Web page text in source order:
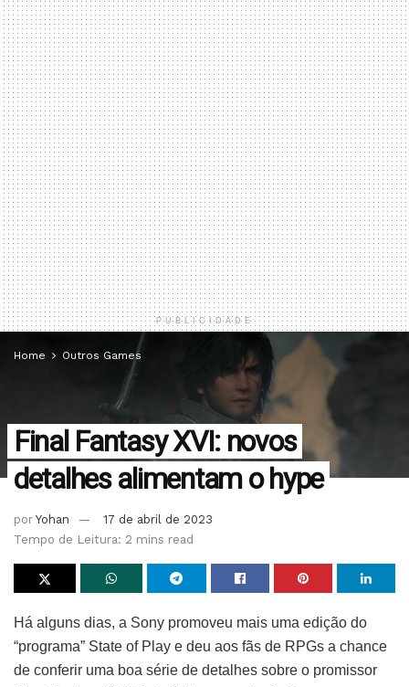
PUBLICIDADE
Home Outros Games
Final Fantasy XVI: novos
detalhes alimentam o hype
por Yohan
17 de abril de 2023
Tempo de Leitura: 2 mins read
Há alguns dias, a Sony promoveu mais uma edição do
“programa” State of Play e deu aos fãs de RPGs a chance
de conferir uma boa série de detalhes sobre o promissor